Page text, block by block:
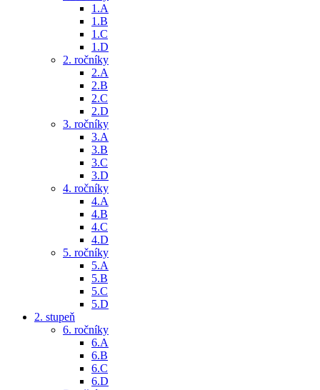
1.A
1.B
1.C
1.D
2. ročníky
2.A
2.B
2.C
2.D
3. ročníky
3.A
3.B
3.C
3.D
4. ročníky
4.A
4.B
4.C
4.D
5. ročníky
5.A
5.B
5.C
5.D
2. stupeň
6. ročníky
6.A
6.B
6.C
6.D